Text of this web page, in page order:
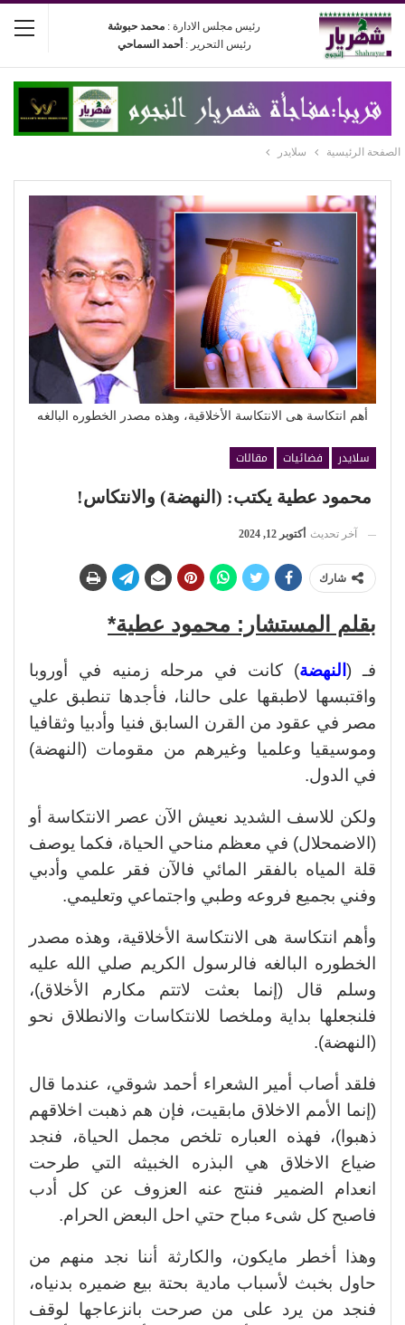
رئيس مجلس الادارة : محمد حبوشة
رئيس التحرير : أحمد السماحي
الصفحة الرئيسية سلايدر
أهم انتكاسة هى الانتكاسة الأخلاقية، وهذه مصدر الخطوره البالغه
سلايدر فضائيات
مقالات
محمود عطية يكتب: (النهضة) والانتكاس!
آخر تحديث أكتوبر 12, 2024
شارك
بقلم المستشار: محمود عطية*
فـ ( النهضة) كانت في مرحله زمنيه في أوروبا
واقتبسها لاطبقها على حالنا، فأجدها تنطبق علي
مصر في عقود من القرن السابق فنيا وأدبيا وثقافيا
وموسيقيا وعلميا وغيرهم من مقومات (النهضة)
في الدول.
ولكن للاسف الشديد نعيش الآن عصر الانتكاسة أو
(الاضمحلال) في معظم مناحي الحياة، فكما يوصف
قلة المياه بالفقر المائي فالآن فقر علمي وأدبي
وفني بجميع فروعه وطبي واجتماعي وتعليمي.
وأهم انتكاسة هى الانتكاسة الأخلاقية، وهذه مصدر
الخطوره البالغه فالرسول الكريم صلي الله عليه
وسلم قال (إنما بعثت لاتتم مكارم الأخلاق)،
فلنجعلها بداية وملخصا للانتكاسات والانطلاق نحو
(النهضة).
فلقد أصاب أمير الشعراء أحمد شوقي، عندما قال
(إنما الأمم الاخلاق مابقيت، فإن هم ذهبت اخلاقهم
ذهبوا)، فهذه العباره تلخص مجمل الحياة، فنجد
ضياع الاخلاق هي البذره الخبيثه التي طرحت
انعدام الضمير فنتج عنه العزوف عن كل أدب
فاصبح كل شىء مباح حتي احل البعض الحرام.
وهذا أخطر مايكون، والكارثة أننا نجد منهم من
حاول بخبث لأسباب مادية بحتة بيع ضميره بدنياه،
فنجد من يرد على من صرحت بانزعاجها لوقف